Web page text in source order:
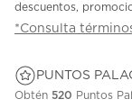
descuentos,
*Consulta
PUNTOS
Obtén 520 Puntos